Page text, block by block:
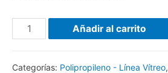
Añadir al carrito
Categorías: Polipropileno - Línea Vítreo,